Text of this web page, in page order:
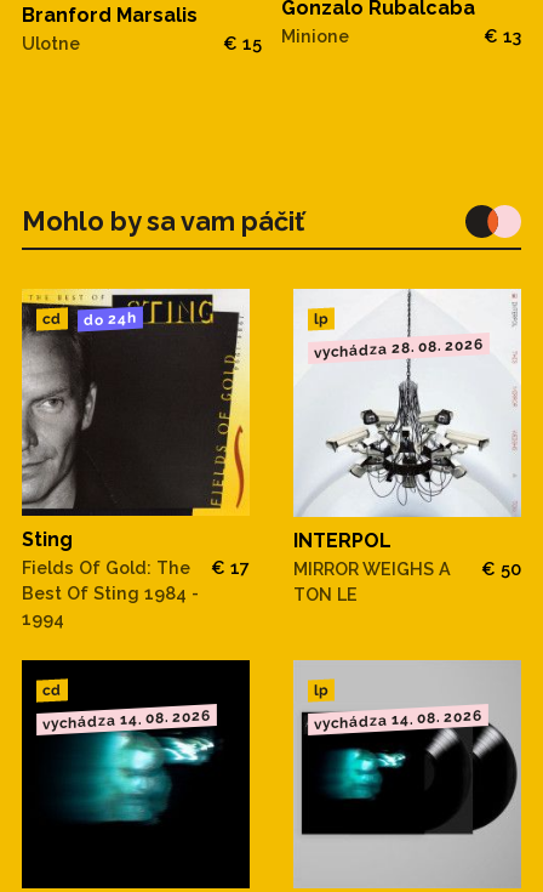
Branford Marsalis
Ulotne € 15
Gonzalo Rubalcaba
Minione € 13
Mohlo by sa vam páčiť
cd do 24h
Sting
Fields Of Gold: The
Best Of Sting 1984 -
1994
€ 17
lp
vychádza 28. 08. 2026
INTERPOL
MIRROR WEIGHS A
TON LE
€ 50
cd
vychádza 14. 08. 2026
lp
vychádza 14. 08. 2026